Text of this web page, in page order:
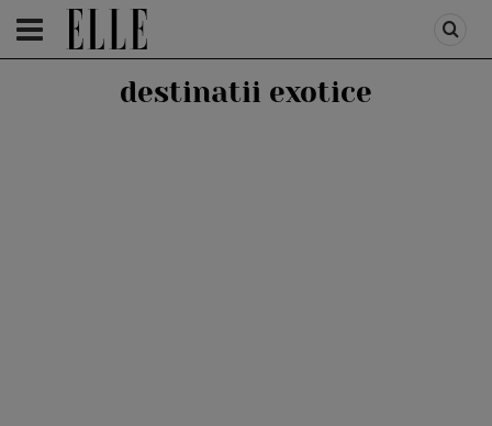
HOMEPAGE /VIDEO/
destinatii exotice